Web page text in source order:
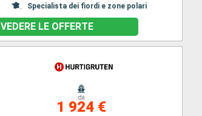
Specialista dei fiordi e zone polari
VEDERE LE OFFERTE
da
1 924 €